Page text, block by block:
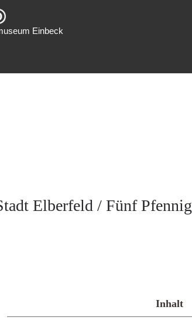
Einbeck
Elberfeld / Fünf Pfennig
Inhalt